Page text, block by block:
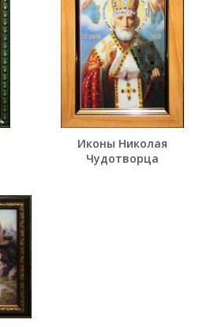
Иконы Николая
Чудотворца